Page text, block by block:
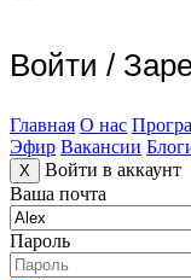
Войти /
Главная О нас
Эфир Вакансии
X
Войти в аккаунт
Ваша почта
Пароль